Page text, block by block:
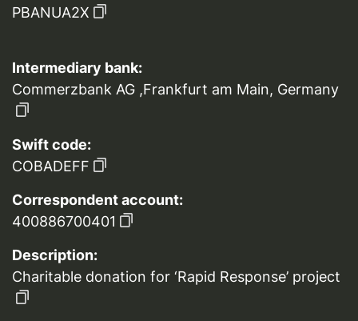
PBANUA2X
Intermediary bank:
Commerzbank AG ,Frankfurt am Main, Germany
Swift code:
COBADEFF
Correspondent account:
400886700401
Description:
Charitable donation for ‘Rapid Response’ project